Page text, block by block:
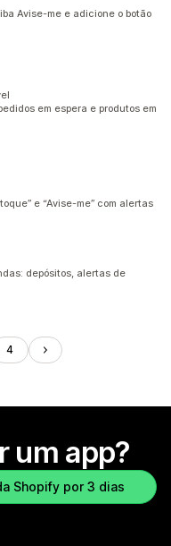
Avise-me e adicione o botão
em espera e produtos em
e “Avise-me” com alertas
depósitos, alertas de
4
um app?
Shopify por 3 dias